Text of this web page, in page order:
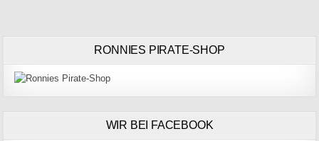
RONNIES PIRATE-SHOP
WIR BEI FACEBOOK